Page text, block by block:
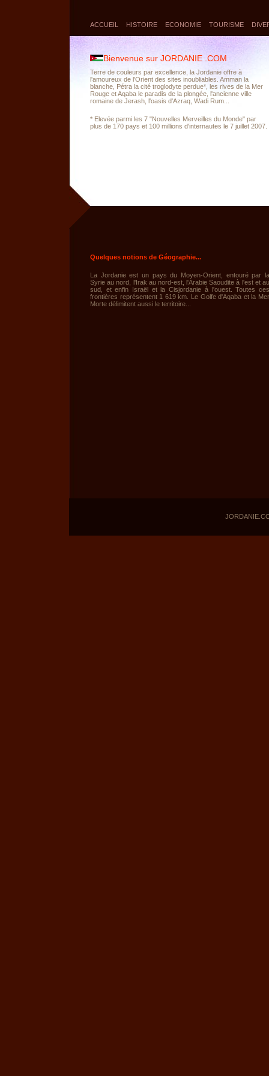
ACCUEIL HISTOIRE ECONOMIE TOURISME
Bienvenue sur JORDANIE .COM
Terre de couleurs par excellence, la Jordanie offre à
l'amoureux de l'Orient des sites inoubliables. Amman la
blanche, Pétra la cité troglodyte perdue*, les rives de la Mer
Rouge et Aqaba le paradis de la plongée, l'ancienne ville
romaine de Jerash, l'oasis d'Azraq, Wadi Rum...
* Elevée parmi les 7 "Nouvelles Merveilles du Monde" par
plus de 170 pays et 100 millions d'internautes le 7 juillet 2007.
Quelques notions de Géographie...
La Jordanie est un pays du Moyen-Orient, entouré par la
Syrie au nord, l'Irak au nord-est, l'Arabie Saoudite à l'est et au
sud, et enfin Israël et la Cisjordanie à l'ouest. Toutes ces
frontières représentent 1 619 km. Le Golfe d'Aqaba et la Mer
Morte délimitent aussi le territoire...